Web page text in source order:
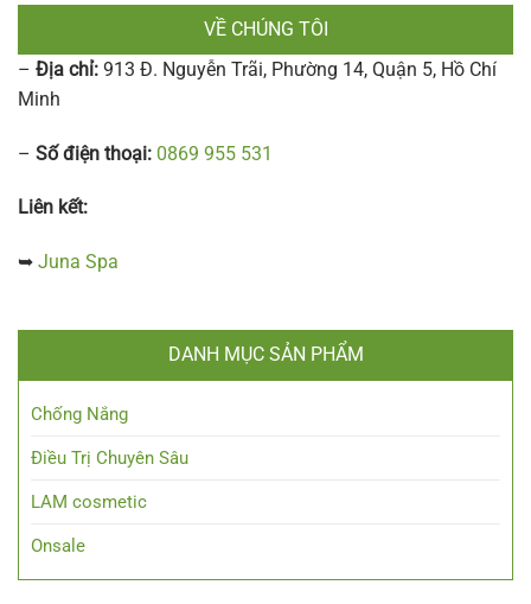
VỀ CHÚNG TÔI
– Địa chỉ: 913 Đ. Nguyễn Trãi, Phường 14, Quận 5, Hồ Chí
Minh
– Số điện thoại: 0869 955 531
Liên kết:
➥ Juna Spa
DANH MỤC SẢN PHẨM
Chống Nắng
Điều Trị Chuyên Sâu
LAM cosmetic
Onsale